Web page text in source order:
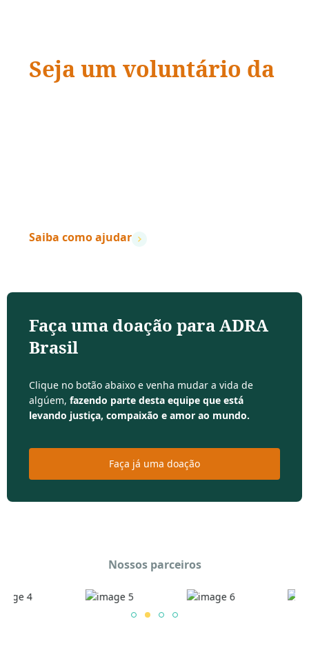
Seja um voluntário da
Saiba como ajudar
Faça uma doação para ADRA
Brasil
Clique no botão abaixo e venha mudar a vida de
algúem, fazendo parte desta equipe que está
levando justiça, compaixão e amor ao mundo.
Faça já uma doação
Nossos parceiros